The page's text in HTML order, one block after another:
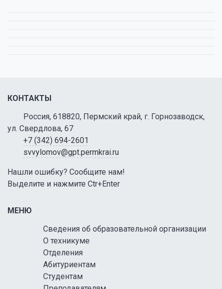
КОНТАКТЫ
Россия, 618820, Пермский край, г. Горнозаводск,
ул. Свердлова, 67
+7 (342) 694-2601
svvylomov@gpt.permkrai.ru
Нашли ошибку? Сообщите нам!
Выделите и нажмите Ctr+Enter
МЕНЮ
Сведения об образовательной организации
О техникуме
Отделения
Абитуриентам
Студентам